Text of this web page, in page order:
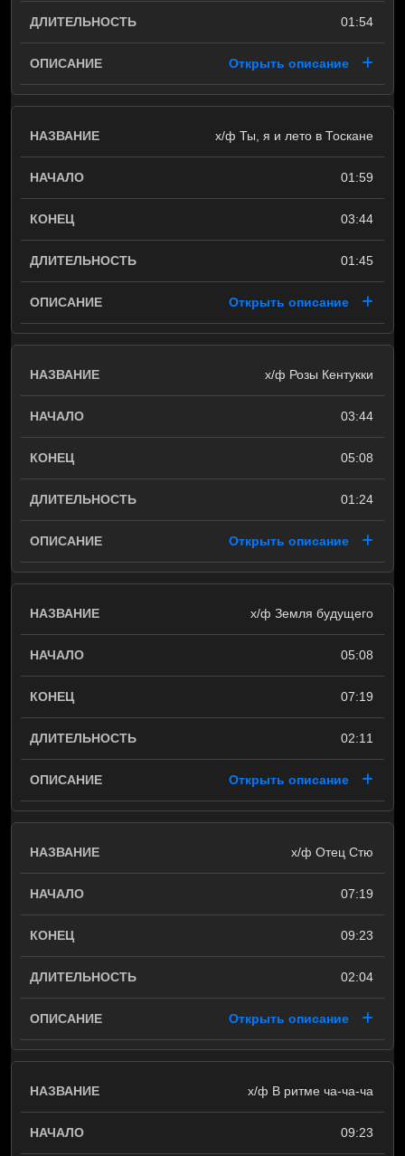
01:54
Открыть описание
х/ф Ты, я и лето в Тоскане
01:59
03:44
01:45
Открыть описание
х/ф Розы Кентукки
03:44
05:08
01:24
Открыть описание
х/ф Земля будущего
05:08
07:19
02:11
Открыть описание
х/ф Отец Стю
07:19
09:23
02:04
Открыть описание
х/ф В ритме ча-ча-ча
09:23